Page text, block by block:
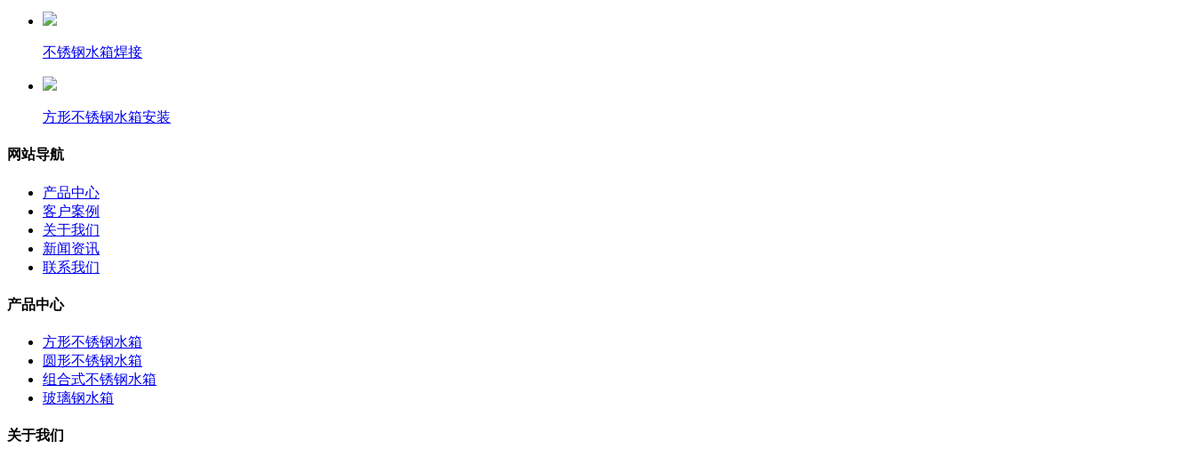
不锈钢水箱焊接
方形不锈钢水箱安装
网站导航
产品中心
客户案例
关于我们
新闻资讯
联系我们
产品中心
方形不锈钢水箱
圆形不锈钢水箱
组合式不锈钢水箱
玻璃钢水箱
关于我们